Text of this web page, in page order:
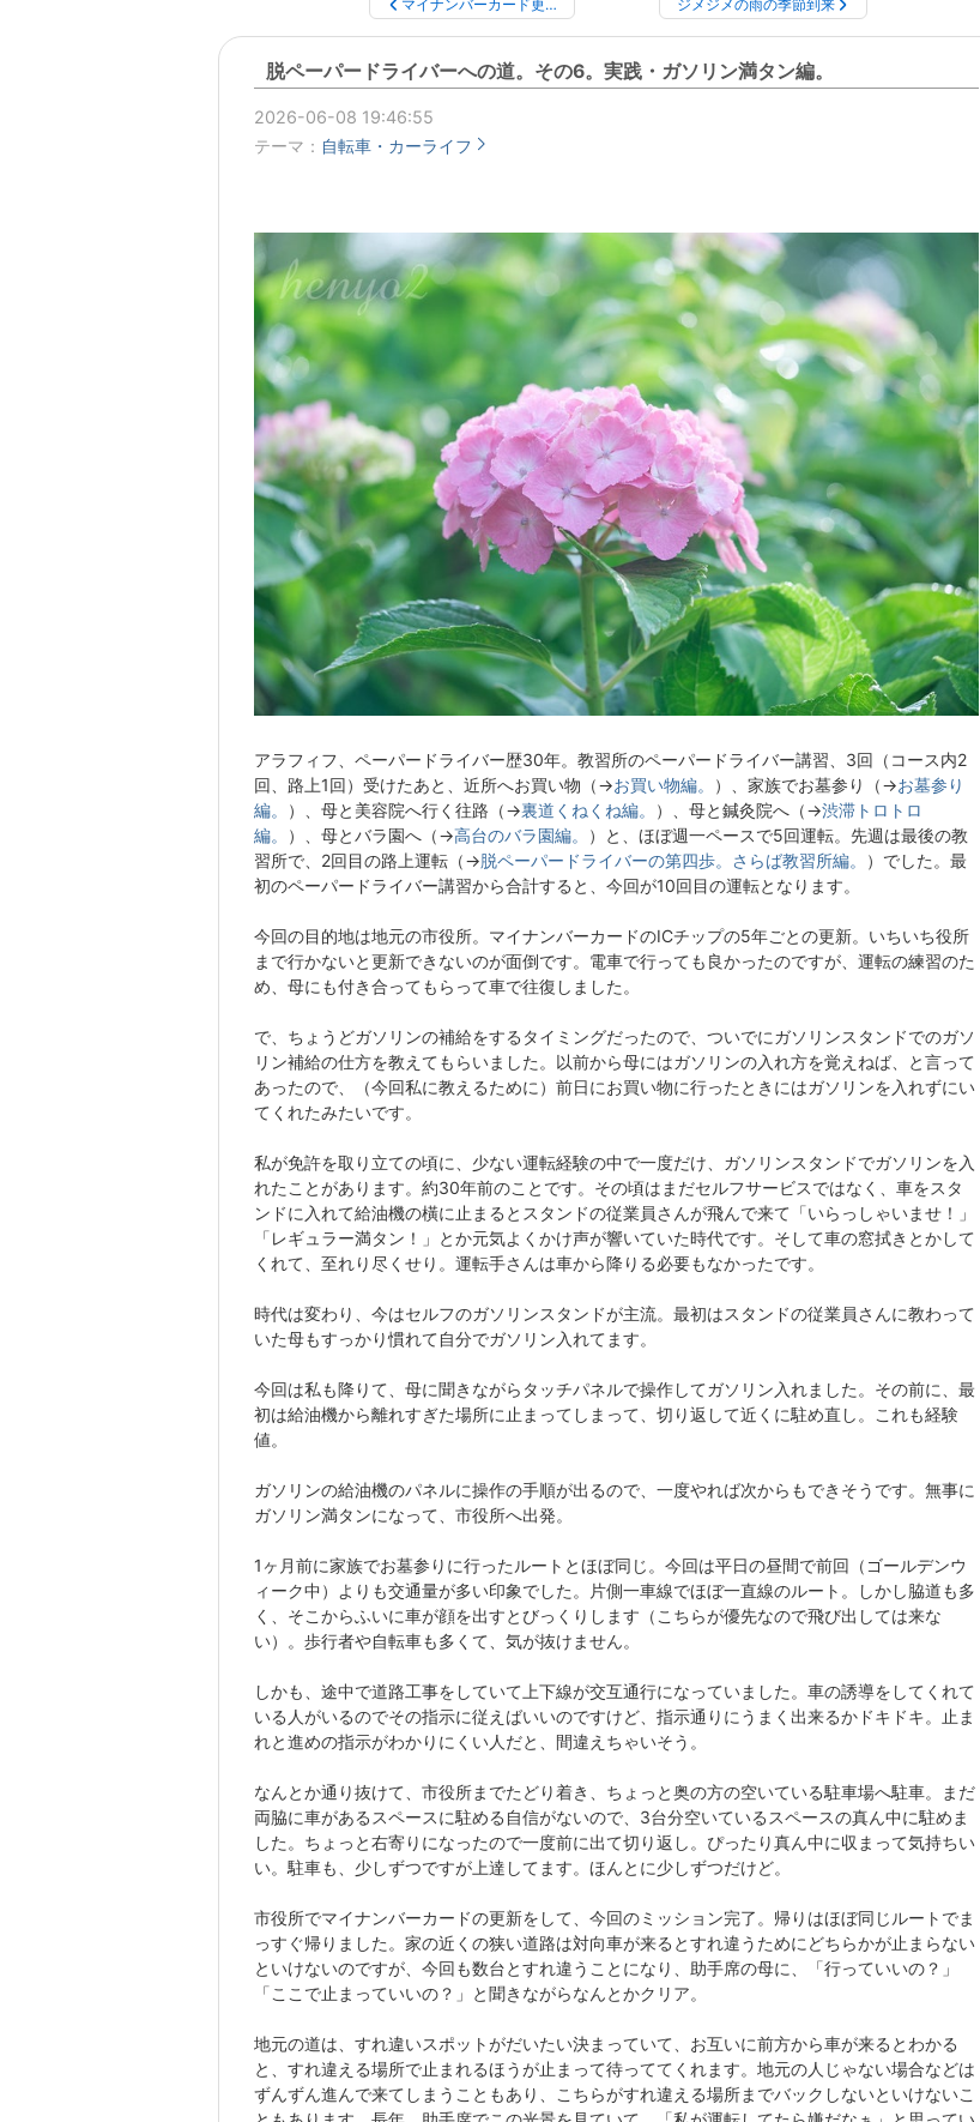
マイナンバーカード更… ジメジメの雨の季節到来
脱ペーパードライバーへの道。その6。実践・ガソリン満タン編。
2026-06-08 19:46:55
テーマ： 自転車・カーライフ
アラフィフ、ペーパードライバー歴30年。教習所のペーパードライバー講習、3回（コース内2
回、路上1回）受けたあと、近所へお買い物（→お買い物編。 ）、家族でお墓参り（→お墓参り
編。
）、母と美容院へ行く往路（→裏道くねくね編。 ）、母と鍼灸院へ（→渋滞トロトロ
編。
）、母とバラ園へ（→高台のバラ園編。
）と、ほぼ週一ペースで5回運転。先週は最後の教
習所で、2回目の路上運転（→脱ペーパードライバーの第四歩。さらば教習所編。
）でした。最
初のペーパードライバー講習から合計すると、今回が10回目の運転となります。
今回の目的地は地元の市役所。マイナンバーカードのICチップの5年ごとの更新。いちいち役所
まで行かないと更新できないのが面倒です。電車で行っても良かったのですが、運転の練習のた
め、母にも付き合ってもらって車で往復しました。
で、ちょうどガソリンの補給をするタイミングだったので、ついでにガソリンスタンドでのガソ
リン補給の仕方を教えてもらいました。以前から母にはガソリンの入れ方を覚えねば、と言って
あったので、（今回私に教えるために）前日にお買い物に行ったときにはガソリンを入れずにい
てくれたみたいです。
私が免許を取り立ての頃に、少ない運転経験の中で一度だけ、ガソリンスタンドでガソリンを入
れたことがあります。約30年前のことです。その頃はまだセルフサービスではなく、車をスタ
ンドに入れて給油機の橫に止まるとスタンドの従業員さんが飛んで来て「いらっしゃいませ！」
「レギュラー満タン！」とか元気よくかけ声が響いていた時代です。そして車の窓拭きとかして
くれて、至れり尽くせり。運転手さんは車から降りる必要もなかったです。
時代は変わり、今はセルフのガソリンスタンドが主流。最初はスタンドの従業員さんに教わって
いた母もすっかり慣れて自分でガソリン入れてます。
今回は私も降りて、母に聞きながらタッチパネルで操作してガソリン入れました。その前に、最
初は給油機から離れすぎた場所に止まってしまって、切り返して近くに駐め直し。これも経験
値。
ガソリンの給油機のパネルに操作の手順が出るので、一度やれば次からもできそうです。無事に
ガソリン満タンになって、市役所へ出発。
1ヶ月前に家族でお墓参りに行ったルートとほぼ同じ。今回は平日の昼間で前回（ゴールデンウ
ィーク中）よりも交通量が多い印象でした。片側一車線でほぼ一直線のルート。しかし脇道も多
く、そこからふいに車が顔を出すとびっくりします（こちらが優先なので飛び出しては来な
い）。歩行者や自転車も多くて、気が抜けません。
しかも、途中で道路工事をしていて上下線が交互通行になっていました。車の誘導をしてくれて
いる人がいるのでその指示に従えばいいのですけど、指示通りにうまく出来るかドキドキ。止ま
れと進めの指示がわかりにくい人だと、間違えちゃいそう。
なんとか通り抜けて、市役所までたどり着き、ちょっと奥の方の空いている駐車場へ駐車。まだ
両脇に車があるスペースに駐める自信がないので、3台分空いているスペースの真ん中に駐めま
した。ちょっと右寄りになったので一度前に出て切り返し。ぴったり真ん中に収まって気持ちい
い。駐車も、少しずつですが上達してます。ほんとに少しずつだけど。
市役所でマイナンバーカードの更新をして、今回のミッション完了。帰りはほぼ同じルートでま
っすぐ帰りました。家の近くの狭い道路は対向車が来るとすれ違うためにどちらかが止まらない
といけないのですが、今回も数台とすれ違うことになり、助手席の母に、「行っていいの？」
「ここで止まっていいの？」と聞きながらなんとかクリア。
地元の道は、すれ違いスポットがだいたい決まっていて、お互いに前方から車が来るとわかる
と、すれ違える場所で止まれるほうが止まって待っててくれます。地元の人じゃない場合などは
ずんずん進んで来てしまうこともあり、こちらがすれ違える場所までバックしないといけないこ